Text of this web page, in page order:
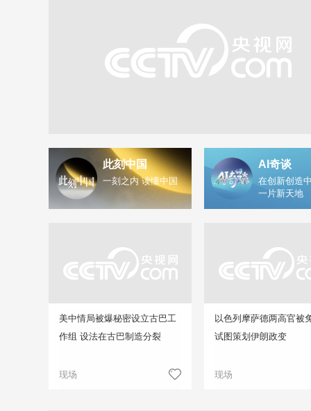
此刻中国
一刻之内 读懂中国
AI奇谈
在创新创造
一片新天地
美中情局被爆秘密设立古巴工
作组 设法在古巴制造分裂
现场
以色列摩萨德两高官被
试图策划伊朗政变
现场